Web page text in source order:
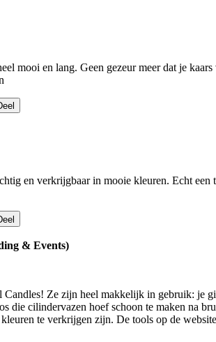
mooi en lang. Geen gezeur meer dat je
en verkrijgbaar in mooie kleuren. Echt
& Events)
Candles! Ze zijn heel makkelijk in gebruik: je
die cilindervazen hoef schoon te maken na
te verkrijgen zijn. De tools op de